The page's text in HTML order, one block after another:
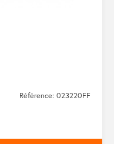
Référence: 023220FF